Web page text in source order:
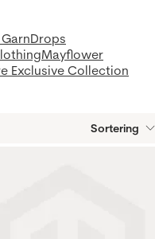
Drops
Mayflower
Exclusive Collection
Sortering